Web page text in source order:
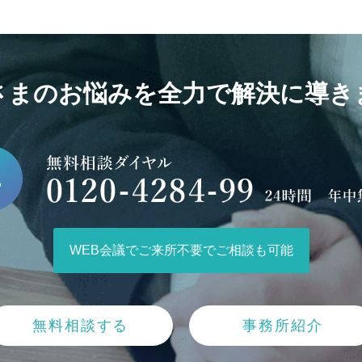
まのお悩みを全力で解決に導き
WEB会議でご来所不要でご相談も可能
無料相談する 事務所紹介